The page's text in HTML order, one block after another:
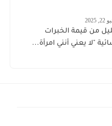
2025
من قيمة الخبرات
"لا يعني أنني امرأة...